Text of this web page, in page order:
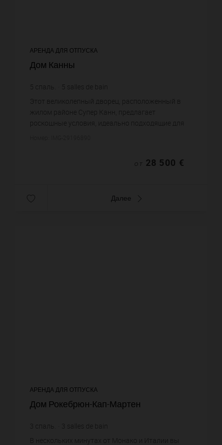
АРЕНДА ДЛЯ ОТПУСКА
Дом Канны
5 спаль. 5 salles de bain
Этот великолепный дворец, расположенный в
жилом районе Супер Канн, предлагает
роскошные условия, идеально подходящие для
ОТ 28 500 €
Далее
АРЕНДА ДЛЯ ОТПУСКА
Дом Рокебрюн-Кап-Мартен
3 спаль. 3 salles de bain
В нескольких минутах от Монако и Италии вы